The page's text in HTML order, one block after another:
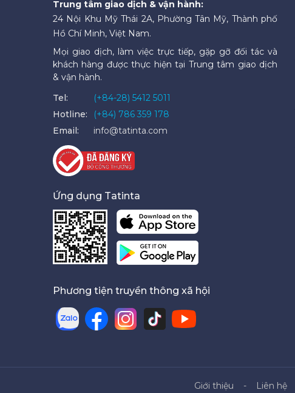
Trung tâm giao dịch & vận hành:
24 Nội Khu Mỹ Thái 2A, Phường Tân Mỹ, Thành phố
Hồ Chí Minh, Việt Nam.
Mọi giao dịch, làm việc trực tiếp, gặp gỡ đối tác và
khách hàng được thực hiện tại Trung tâm giao dịch
& vận hành.
Tel:
(+84-28) 5412 5011
Hotline:
(+84) 786 359 178
Email:
info@tatinta.com
Ứng dụng Tatinta
Phương tiện truyền thông xã hội
Giới thiệu Liên hệ